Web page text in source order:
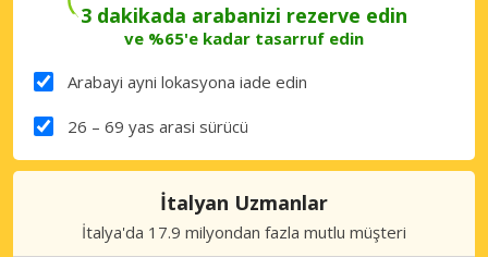
3 dakikada arabanizi rezerve edin
ve %65'e kadar tasarruf edin
Arabayi ayni lokasyona iade edin
26 – 69 yas arasi sürücü
İtalyan Uzmanlar
İtalya'da 17.9 milyondan fazla mutlu müşteri